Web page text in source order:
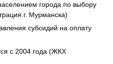
города по выбору
г. Мурманска)
субсидий на оплату
с 2004 года (ЖКХ